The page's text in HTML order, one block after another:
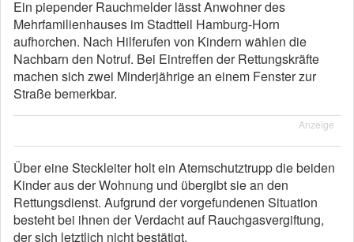
Ein piepender Rauchmelder lässt Anwohner des
Mehrfamilienhauses im Stadtteil Hamburg-Horn
aufhorchen. Nach Hilferufen von Kindern wählen die
Nachbarn den Notruf. Bei Eintreffen der Rettungskräfte
machen sich zwei Minderjährige an einem Fenster zur
Straße bemerkbar.
Anzeige
Über eine Steckleiter holt ein Atemschutztrupp die beiden
Kinder aus der Wohnung und übergibt sie an den
Rettungsdienst. Aufgrund der vorgefundenen Situation
besteht bei ihnen der Verdacht auf Rauchgasvergiftung,
der sich letztlich nicht bestätigt.